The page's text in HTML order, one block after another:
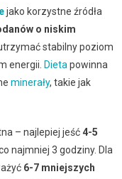
jako korzystne źródła
o niskim
stabilny poziom
energii. Dietapowinna
minerały, takie jak
– najlepiej jeść4-5
najmniej 3 godziny. Dla
6-7 mniejszych